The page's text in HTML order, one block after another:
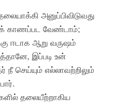
அனுப்பிவிடுவது
காணப்பட வேண்டாம்;
ஈடாக ஆறு வருஷம்
இப்படி உன்
நீ செய்யும் எல்லாவற்றிலும்
தலையீற்றாகிய